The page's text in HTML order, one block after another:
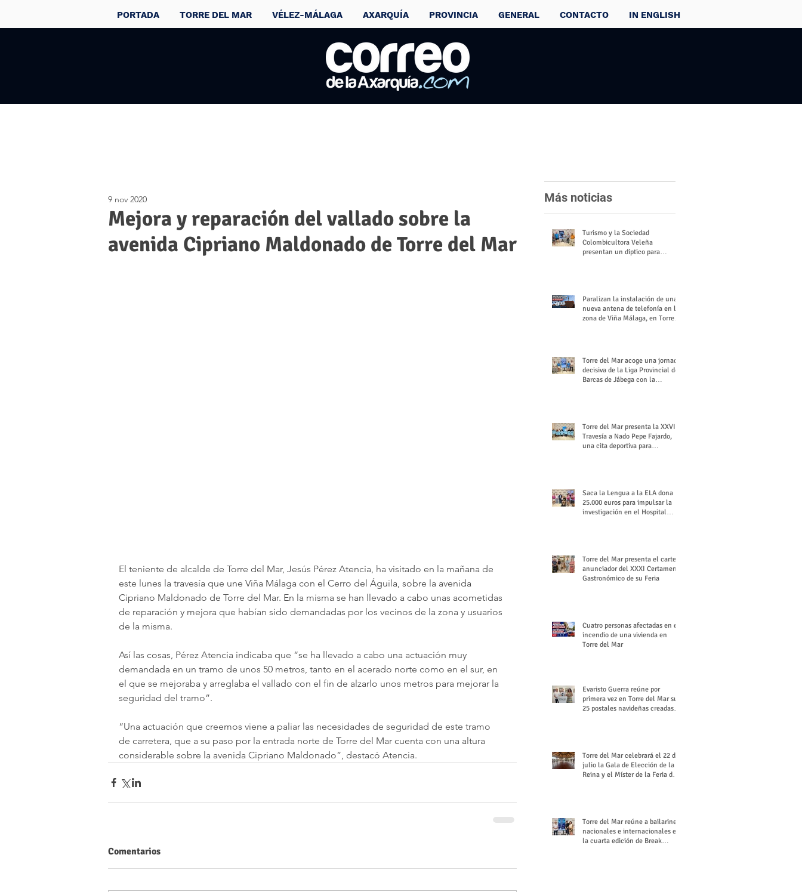
PORTADA TORRE DEL MAR VÉLEZ-MÁLAGA AXARQUÍA PROVINCIA GENERAL CONTACTO IN ENGLISH
Mejora y reparación del vallado sobre la
avenida Cipriano Maldonado de Torre del Mar
9 nov 2020
El teniente de alcalde de Torre del Mar, Jesús Pérez Atencia, ha visitado en la mañana de
este lunes la travesía que une Viña Málaga con el Cerro del Águila, sobre la avenida
Cipriano Maldonado de Torre del Mar. En la misma se han llevado a cabo unas acometidas
de reparación y mejora que habían sido demandadas por los vecinos de la zona y usuarios
de la misma.
Así las cosas, Pérez Atencia indicaba que “se ha llevado a cabo una actuación muy
demandada en un tramo de unos 50 metros, tanto en el acerado norte como en el sur, en
el que se mejoraba y arreglaba el vallado con el fin de alzarlo unos metros para mejorar la
seguridad del tramo”.
“Una actuación que creemos viene a paliar las necesidades de seguridad de este tramo
de carretera, que a su paso por la entrada norte de Torre del Mar cuenta con una altura
considerable sobre la avenida Cipriano Maldonado”, destacó Atencia.
Comentarios
Más noticias
Turismo y la Sociedad
Colombicultora Veleña
presentan un díptico para
Paralizan la instalación de una
nueva antena de telefonía en la
zona de Viña Málaga, en Torre
Torre del Mar acoge una jornada
decisiva de la Liga Provincial de
Barcas de Jábega con la
Torre del Mar presenta la XXVI
Travesía a Nado Pepe Fajardo,
una cita deportiva para
Saca la Lengua a la ELA dona
25.000 euros para impulsar la
investigación en el Hospital
Torre del Mar presenta el cartel
anunciador del XXXI Certamen
Gastronómico de su Feria
Cuatro personas afectadas en el
incendio de una vivienda en
Torre del Mar
Evaristo Guerra reúne por
primera vez en Torre del Mar sus
25 postales navideñas creadas
Torre del Mar celebrará el 22 de
julio la Gala de Elección de la
Reina y el Míster de la Feria de
Torre del Mar reúne a bailarines
nacionales e internacionales en
la cuarta edición de Break